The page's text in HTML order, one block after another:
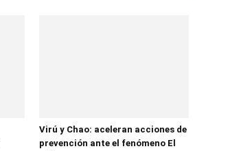
Virú y Chao: aceleran acciones de
prevención ante el fenómeno El